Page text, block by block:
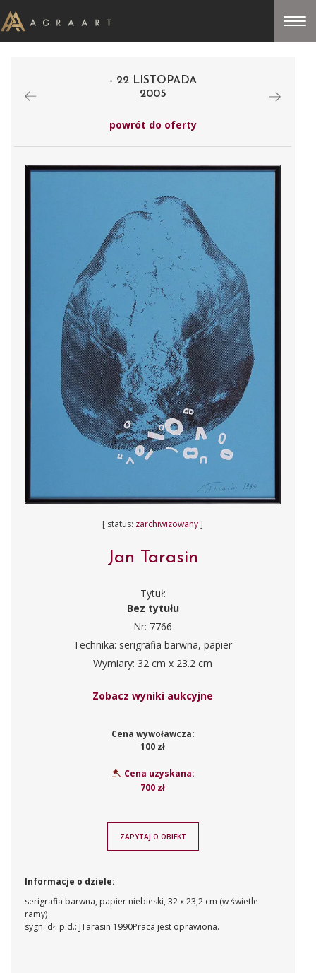
- 22 LISTOPADA
2005
powrót do oferty
[ status: zarchiwizowany]
Jan Tarasin
Tytuł:
Bez tytułu
Nr: 7766
Technika: serigrafia barwna, papier
Wymiary: 32 cm x 23.2 cm
Zobacz wyniki aukcyjne
Cena wywoławcza:
100 zł
Cena uzyskana:
700 zł
ZAPYTAJ O OBIEKT
Informacje o dziele:
serigrafia barwna, papier niebieski, 32 x 23,2 cm (w świetle
ramy)
sygn. dł. p.d.: JTarasin 1990Praca jest oprawiona.